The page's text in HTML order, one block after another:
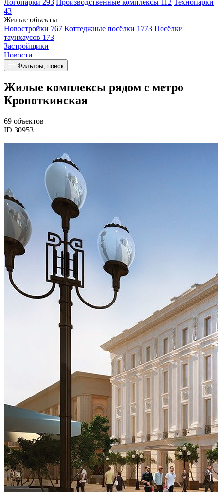
Логопарки 293 Производственные комплексы 112 Технопарки
43
Жилые объекты
Новостройки 767 Коттеджные посёлки 1773 Посёлки
таунхаусов 173
Застройщики
Новости
Фильтры, поиск
Жилые комплексы рядом с метро
Кропоткинская
69 объектов
ID 30953